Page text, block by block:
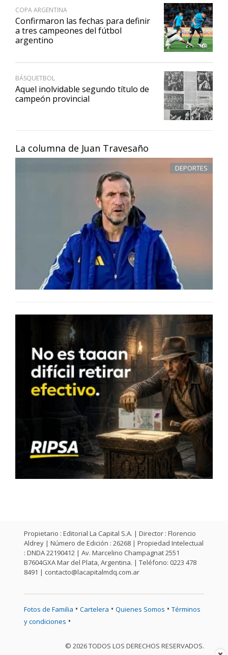
La columna de Juan Travesaño
DEPORTES
COPA ARGENTINA
Confirmaron las fechas para definir
a tres campeones del fútbol
argentino
BÁSQUETBOL
Aquel inolvidable segundo título de
campeón provincial
Propietario : Editorial La Capital S.A. | Director : Florencio
Aldrey | Número de Edición : 26268 | Propiedad Intelectual
: DNDA 22190412 | Av. Marcelino Champagnat 2551
B7604GXA Mar del Plata, Argentina. | Teléfono: 0223 478
8491 | contacto@lacapitalmdq.com.ar
Fotos de Familia • Cartelera • Quienes Somos • Términos
y condiciones •
© 2026 TODOS LOS DERECHOS RESERVADOS.